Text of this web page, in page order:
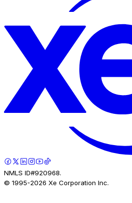
NMLS ID#920968.
© 1995-2026 Xe Corporation Inc.